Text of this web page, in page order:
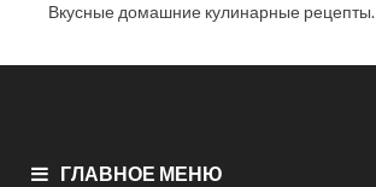
Вкусные домашние кулинарные рецепты.
ГЛАВНОЕ МЕНЮ